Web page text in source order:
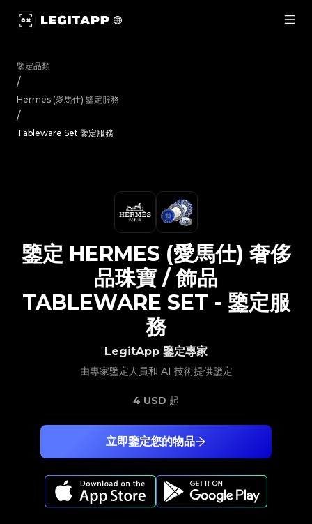
鑒定品類
/
Hermes (愛馬仕) 鑒定服務
/
Tableware Set 鑒定服務
立即鑒定您的物品
LegitApp 鑒定專家
由專家鑒定人員和 AI 技術提供鑒定
4 USD 起
鑒定 HERMES (愛馬仕) 奢侈
品珠寶 / 飾品
TABLEWARE SET - 鑒定服
務